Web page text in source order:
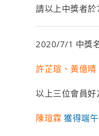
請以上中獎者
2020/7/1 中獎
許芷瑄、黃億晴
以上三位會員好
陳瑄霖 獲得端